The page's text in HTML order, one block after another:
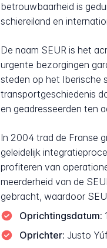
betrouwbaarheid is
schiereiland en
De naam SEUR is het
urgente bezorgingen
steden op het Iberische
transportgeschiedenis
en geadresseerden ten
In 2004 trad de Franse
geleidelijk
profiteren van
meerderheid van de
gebracht, waardoor
Oprichtingsdatum:
Oprichter: Justo